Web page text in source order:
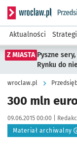
Serwis
Aktualności
Z MIASTA Pyszne
Rynku do
wroclaw.pl
300 mln
Data publikacji:
09.06.2015 00:00 | Autor:
Materiał archiwalny